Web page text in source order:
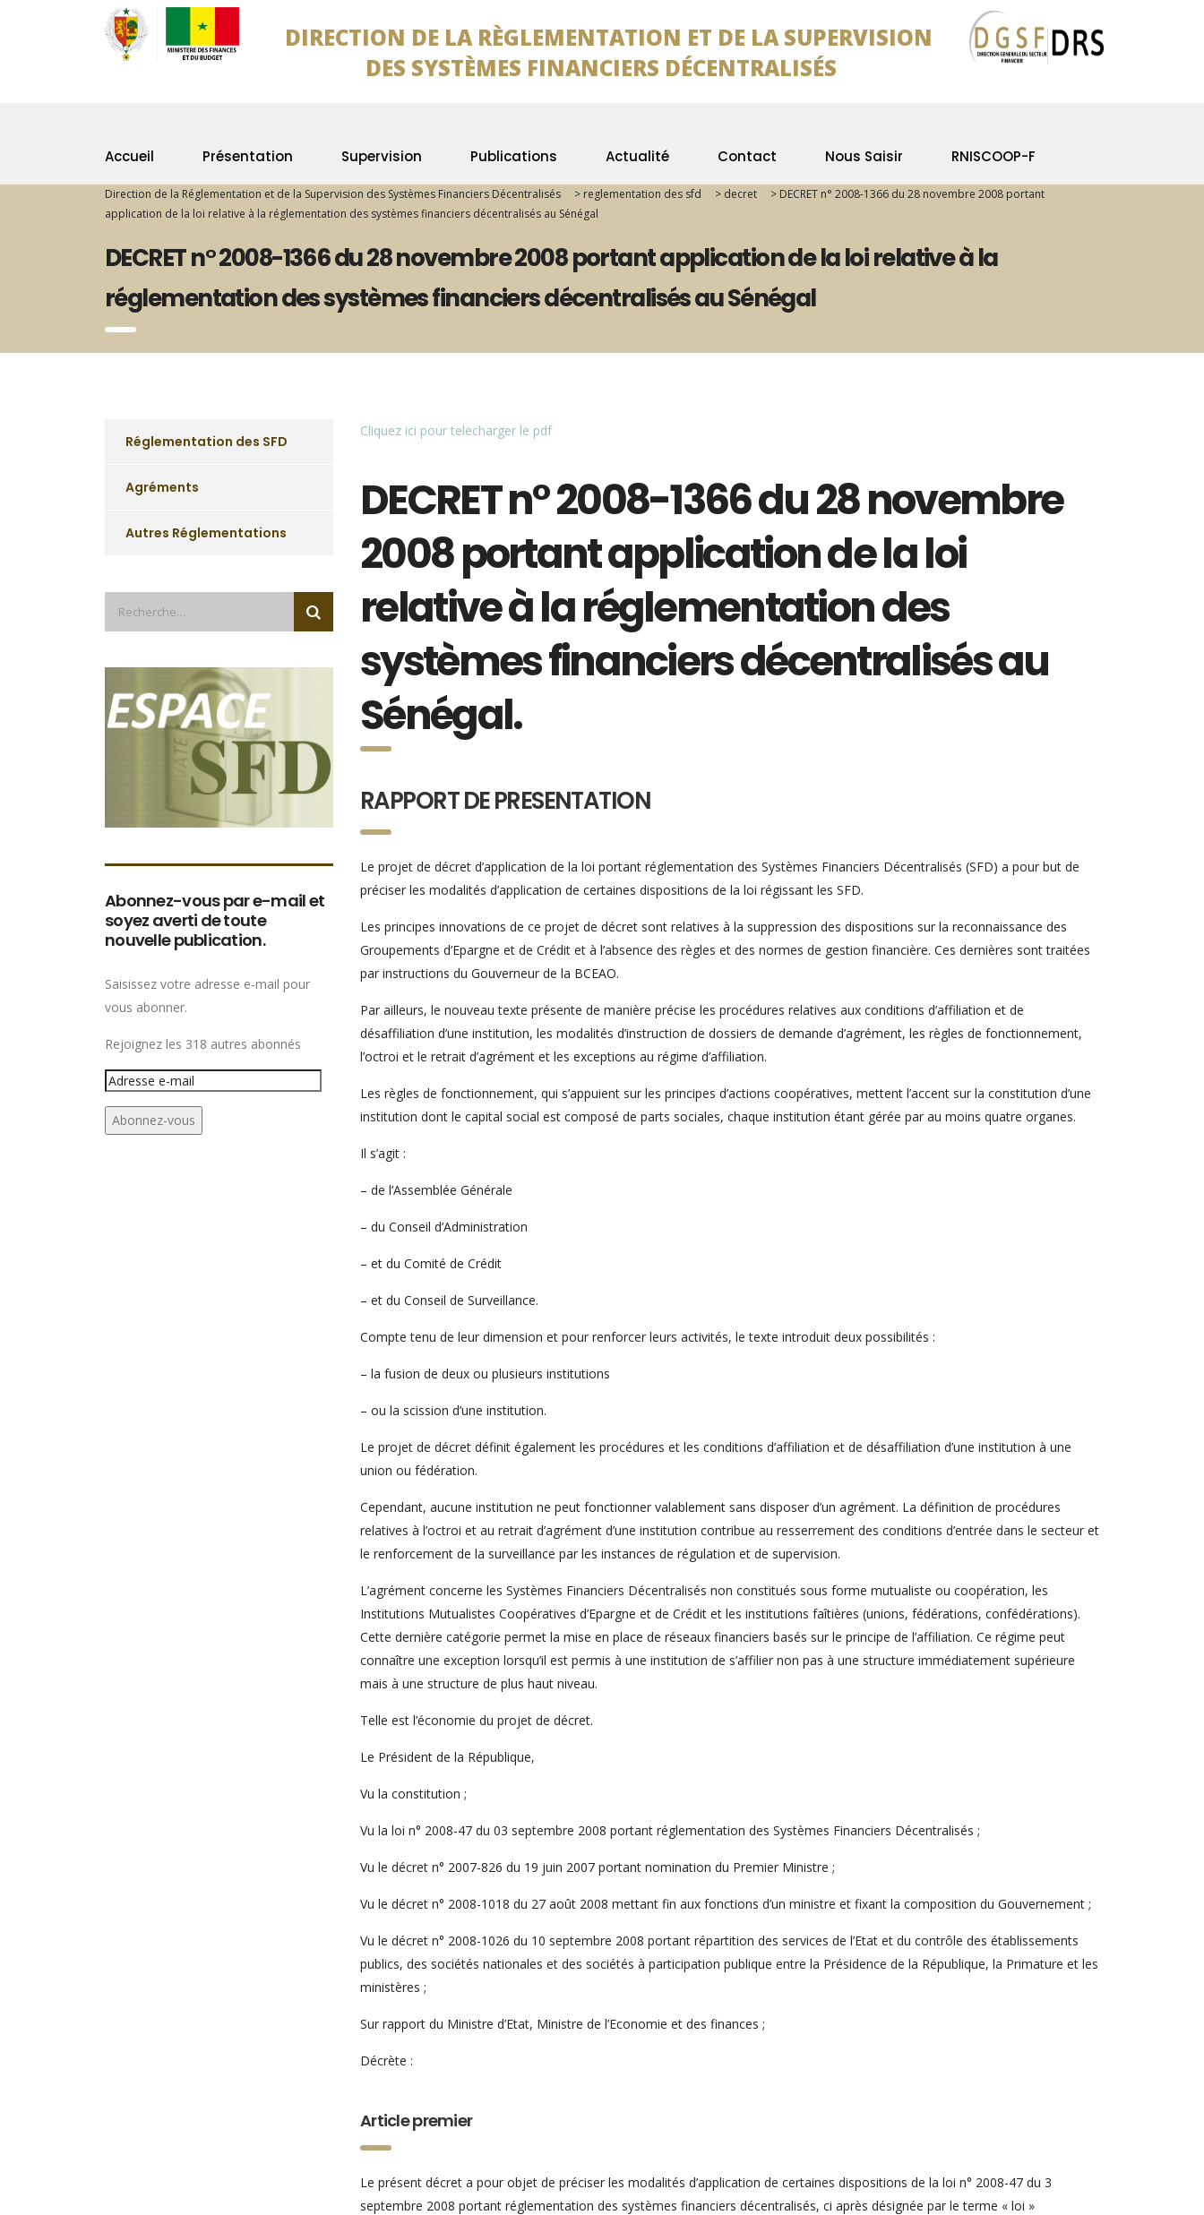
DIRECTION DE LA RÈGLEMENTATION ET DE LA SUPERVISION
DES SYSTÈMES FINANCIERS DÉCENTRALISÉS
Accueil Présentation Supervision Publications Actualité Contact Nous Saisir RNISCOOP-F
Direction de la Réglementation et de la Supervision des Systèmes Financiers Décentralisés > reglementation des sfd > decret > DECRET n° 2008-1366 du 28 novembre 2008 portant
application de la loi relative à la réglementation des systèmes financiers décentralisés au Sénégal
DECRET n° 2008-1366 du 28 novembre 2008 portant application de la loi relative à la
réglementation des systèmes financiers décentralisés au Sénégal
Réglementation des SFD
Agréments
Autres Réglementations
Abonnez-vous par e-mail et
soyez averti de toute
nouvelle publication.
Saisissez votre adresse e-mail pour
vous abonner.
Rejoignez les 318 autres abonnés
Adresse
e-
mail
Abonnez-vous
Cliquez ici pour telecharger le pdf
DECRET n° 2008-1366 du 28 novembre
2008 portant application de la loi
relative à la réglementation des
systèmes financiers décentralisés au
Sénégal.
RAPPORT DE PRESENTATION
Le projet de décret d’application de la loi portant réglementation des Systèmes Financiers Décentralisés (SFD) a pour but de
préciser les modalités d’application de certaines dispositions de la loi régissant les SFD.
Les principes innovations de ce projet de décret sont relatives à la suppression des dispositions sur la reconnaissance des
Groupements d’Epargne et de Crédit et à l’absence des règles et des normes de gestion financière. Ces dernières sont traitées
par instructions du Gouverneur de la BCEAO.
Par ailleurs, le nouveau texte présente de manière précise les procédures relatives aux conditions d’affiliation et de
désaffiliation d’une institution, les modalités d’instruction de dossiers de demande d’agrément, les règles de fonctionnement,
l’octroi et le retrait d’agrément et les exceptions au régime d’affiliation.
Les règles de fonctionnement, qui s’appuient sur les principes d’actions coopératives, mettent l’accent sur la constitution d’une
institution dont le capital social est composé de parts sociales, chaque institution étant gérée par au moins quatre organes.
Il s’agit :
– de l’Assemblée Générale
– du Conseil d’Administration
– et du Comité de Crédit
– et du Conseil de Surveillance.
Compte tenu de leur dimension et pour renforcer leurs activités, le texte introduit deux possibilités :
– la fusion de deux ou plusieurs institutions
– ou la scission d’une institution.
Le projet de décret définit également les procédures et les conditions d’affiliation et de désaffiliation d’une institution à une
union ou fédération.
Cependant, aucune institution ne peut fonctionner valablement sans disposer d’un agrément. La définition de procédures
relatives à l’octroi et au retrait d’agrément d’une institution contribue au resserrement des conditions d’entrée dans le secteur et
le renforcement de la surveillance par les instances de régulation et de supervision.
L’agrément concerne les Systèmes Financiers Décentralisés non constitués sous forme mutualiste ou coopération, les
Institutions Mutualistes Coopératives d’Epargne et de Crédit et les institutions faîtières (unions, fédérations, confédérations).
Cette dernière catégorie permet la mise en place de réseaux financiers basés sur le principe de l’affiliation. Ce régime peut
connaître une exception lorsqu’il est permis à une institution de s’affilier non pas à une structure immédiatement supérieure
mais à une structure de plus haut niveau.
Telle est l’économie du projet de décret.
Le Président de la République,
Vu la constitution ;
Vu la loi n° 2008-47 du 03 septembre 2008 portant réglementation des Systèmes Financiers Décentralisés ;
Vu le décret n° 2007-826 du 19 juin 2007 portant nomination du Premier Ministre ;
Vu le décret n° 2008-1018 du 27 août 2008 mettant fin aux fonctions d’un ministre et fixant la composition du Gouvernement ;
Vu le décret n° 2008-1026 du 10 septembre 2008 portant répartition des services de l’Etat et du contrôle des établissements
publics, des sociétés nationales et des sociétés à participation publique entre la Présidence de la République, la Primature et les
ministères ;
Sur rapport du Ministre d’Etat, Ministre de l’Economie et des finances ;
Décrète :
Article premier
Le présent décret a pour objet de préciser les modalités d’application de certaines dispositions de la loi n° 2008-47 du 3
septembre 2008 portant réglementation des systèmes financiers décentralisés, ci après désignée par le terme « loi »